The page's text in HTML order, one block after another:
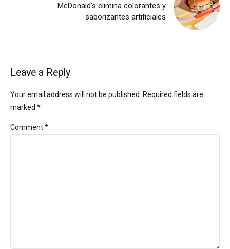
McDonald’s elimina colorantes y
saborizantes artificiales
Leave a Reply
Your email address will not be published. Required fields are
marked *
Comment*